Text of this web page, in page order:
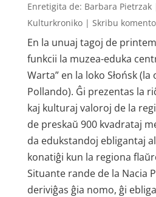
Enretigita de: Barbara Pietrzak
Kulturkroniko| Skribu
En la unuaj tagoj de
funkcii la muzea-eduka
Warta” en la loko Słońsk (la
Pollando). Ĝi prezentas la
kaj kulturaj valoroj de la
de preskaŭ 900 kvadrataj
da edukstandoj ebligantaj
konatiĝi kun la regiona
Situante rande de la Nacia
deriviĝas ĝia nomo, ĝi